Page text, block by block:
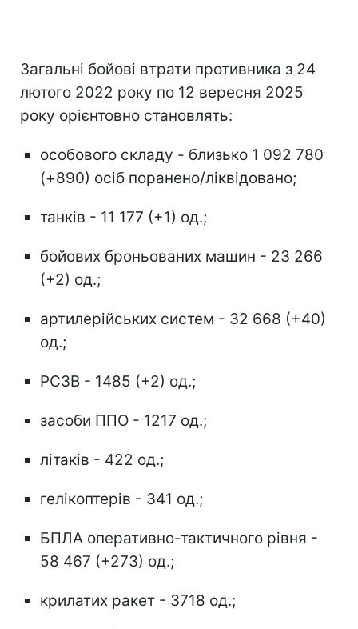
Загальні бойові втрати противника з 24
лютого 2022 року по 12 вересня 2025
року орієнтовно становлять:
особового складу - близько 1 092 780
(+890) осіб поранено/ліквідовано;
танків - 11 177 (+1) од.;
бойових броньованих машин - 23 266
(+2) од.;
артилерійських систем - 32 668 (+40)
од.;
РСЗВ - 1485 (+2) од.;
засоби ППО - 1217 од.;
літаків - 422 од.;
гелікоптерів - 341 од.;
БПЛА оперативно-тактичного рівня -
58 467 (+273) од.;
крилатих ракет - 3718 од.;